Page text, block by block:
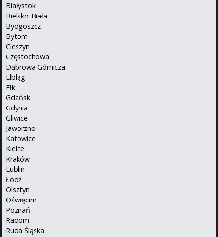
Białystok
Bielsko-Biała
Bydgoszcz
Bytom
Cieszyn
Częstochowa
Dąbrowa Górnicza
Elbląg
Ełk
Gdańsk
Gdynia
Gliwice
Jaworzno
Katowice
Kielce
Kraków
Lublin
Łódź
Olsztyn
Oświęcim
Poznań
Radom
Ruda Śląska